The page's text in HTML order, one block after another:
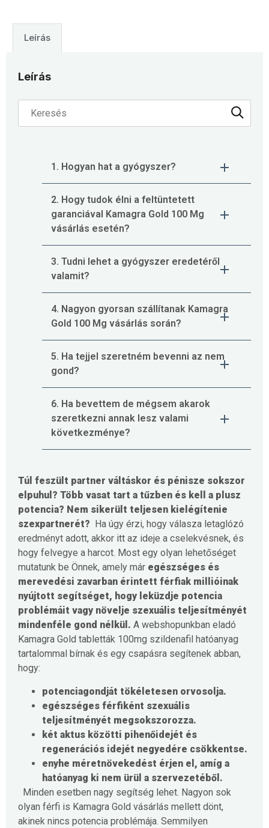
Leírás
Leírás
1. Hogyan hat a gyógyszer?
2. Hogy tudok élni a feltüntetett
garanciával Kamagra Gold 100 Mg
vásárlás esetén?
3. Tudni lehet a gyógyszer eredetéről
valamit?
4. Nagyon gyorsan szállítanak Kamagra
Gold 100 Mg vásárlás során?
5. Ha tejjel szeretném bevenni az nem
gond?
6. Ha bevettem de mégsem akarok
szeretkezni annak lesz valami
következménye?
Túl feszült partner váltáskor és pénisze sokszor
elpuhul? Több vasat tart a tűzben és kell a plusz
potencia? Nem sikerült teljesen kielégítenie
szexpartnerét?
Ha úgy érzi, hogy válasza letaglózó
eredményt adott, akkor itt az ideje a cselekvésnek, és
hogy felvegye a harcot. Most egy olyan lehetőséget
mutatunk be Önnek, amely már egészséges és
merevedési zavarban érintett férfiak millióinak
nyújtott segítséget, hogy leküzdje potencia
problémáit vagy növelje szexuális teljesítményét
mindenféle gond nélkül. A webshopunkban eladó
Kamagra Gold tabletták 100mg szildenafil hatóanyag
tartalommal bírnak és egy csapásra segítenek abban,
hogy:
potenciagondját tökéletesen orvosolja.
egészséges férfiként szexuális
teljesítményét megsokszorozza.
két aktus közötti pihenőidejét és
regenerációs idejét negyedére csökkentse.
enyhe méretnövekedést érjen el, amíg a
hatóanyag ki nem ürül a szervezetéből.
Minden esetben nagy segítség lehet. Nagyon sok
olyan férfi is Kamagra Gold vásárlás mellett dönt,
akinek nincs potencia problémája. Semmilyen